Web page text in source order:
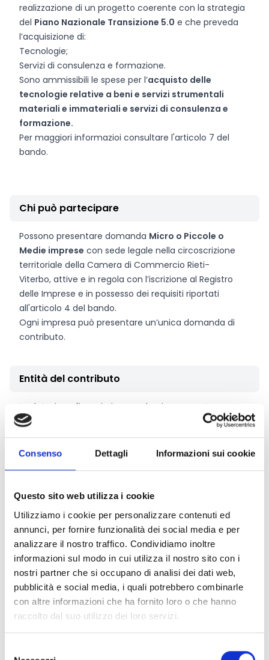
Consenso Dettagli Informazioni sui cookie
Questo sito web utilizza i cookie
Utilizziamo i cookie per personalizzare contenuti ed
annunci, per fornire funzionalità dei social media e per
analizzare il nostro traffico. Condividiamo inoltre
informazioni sul modo in cui utilizza il nostro sito con i
nostri partner che si occupano di analisi dei dati web,
pubblicità e social media, i quali potrebbero combinarle
con altre informazioni che ha fornito loro o che hanno
raccolto dal suo utilizzo dei loro servizi.
realizzazione di un progetto coerente con la strategia
del Piano Nazionale Transizione 5.0 e che preveda
l’acquisizione di:
Tecnologie;
Servizi di consulenza e formazione.
Sono ammissibili le spese per l’acquisto delle
tecnologie relative a beni e servizi strumentali
materiali e immateriali e servizi di consulenza e
formazione.
Per maggiori informazioi consultare l'articolo 7 del
bando.
Chi può partecipare
Possono presentare domanda Micro o Piccole o
Medie imprese con sede legale nella circoscrizione
territoriale della Camera di Commercio Rieti-
Viterbo, attive e in regola con l’iscrizione al Registro
delle Imprese e in possesso dei requisiti riportati
all'articolo 4 del bando.
Ogni impresa può presentare un’unica domanda di
contributo.
Entità del contributo
La dotazione finanziaria complessiva ammota
a330.000 Euro.
I voucher avranno un importo unitario massimo di
7.000 Euro.
superare il 70% delle spese ammissibili.
ammissibili) è di3.000 Euro.
Link e Documenti
Pagina web per formulari e documenti
Bando
Si consiglia di consultare regolarmente il sito web
ufficiale del bando per gli aggiornamenti e le